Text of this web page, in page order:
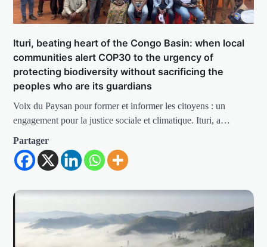
Ituri, beating heart of the Congo Basin: when local
communities alert COP30 to the urgency of
protecting biodiversity without sacrificing the
peoples who are its guardians
Voix du Paysan pour former et informer les citoyens : un
engagement pour la justice sociale et climatique. Ituri, a…
Partager